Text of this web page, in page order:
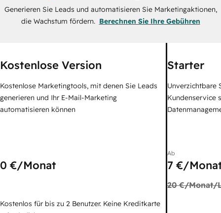
Generieren Sie Leads und automatisieren Sie Marketingaktionen,
die Wachstum fördern. Berechnen Sie Ihre Gebühren
Kostenlose Version
Kostenlose Marketingtools, mit denen Sie Leads
generieren und Ihr E-Mail-Marketing
automatisieren können
0 €/Monat
Kostenlos für bis zu 2 Benutzer. Keine Kreditkarte
Starter
Unverzichtbare
Kundenservice
Ab
7 €/
20 €/Monat/